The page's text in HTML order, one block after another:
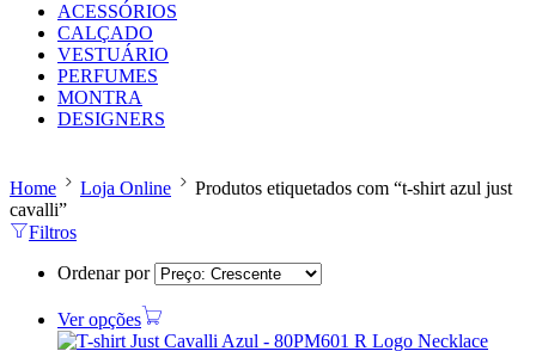
ACESSÓRIOS
CALÇADO
VESTUÁRIO
PERFUMES
MONTRA
DESIGNERS
Home Loja Online
Produtos etiquetados com “t-shirt azul just
cavalli”
Filtros
Ordenar por
Ver opções